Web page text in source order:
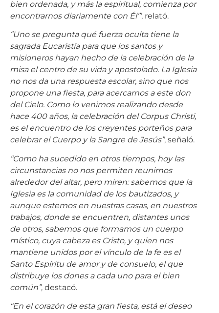
bien ordenada, y más la espiritual, comienza por
encontrarnos diariamente con Él’”, relató.
“Uno se pregunta qué fuerza oculta tiene la
sagrada Eucaristía para que los santos y
misioneros hayan hecho de la celebración de la
misa el centro de su vida y apostolado. La Iglesia
no nos da una respuesta escolar, sino que nos
propone una fiesta, para acercarnos a este don
del Cielo. Como lo venimos realizando desde
hace 400 años, la celebración del Corpus Christi,
es el encuentro de los creyentes porteños para
celebrar el Cuerpo y la Sangre de Jesús”, señaló.
“Como ha sucedido en otros tiempos, hoy las
circunstancias no nos permiten reunirnos
alrededor del altar, pero miren: sabemos que la
Iglesia es la comunidad de los bautizados, y
aunque estemos en nuestras casas, en nuestros
trabajos, donde se encuentren, distantes unos
de otros, sabemos que formamos un cuerpo
místico, cuya cabeza es Cristo, y quien nos
mantiene unidos por el vínculo de la fe es el
Santo Espíritu de amor y de consuelo, el que
distribuye los dones a cada uno para el bien
común”, destacó.
“En el corazón de esta gran fiesta, está el deseo